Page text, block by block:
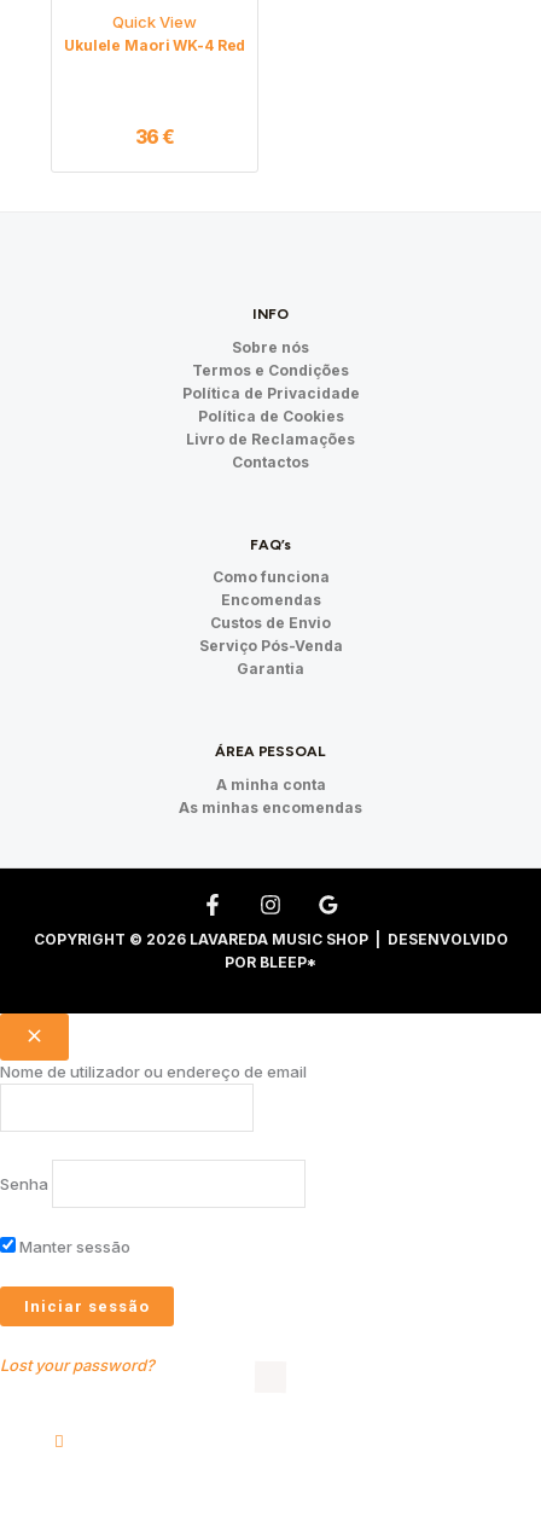
Quick View
Ukulele Maori WK-4 Red
36€
INFO
Sobre nós
Termos e Condições
Política de Privacidade
Política de Cookies
Livro de Reclamações
Contactos
FAQ’s
Como funciona
Encomendas
Custos de Envio
Serviço Pós-Venda
Garantia
ÁREA PESSOAL
A minha conta
As minhas encomendas
COPYRIGHT © 2026 LAVAREDA MUSIC SHOP | DESENVOLVIDO
POR BLEEP*
Nome de utilizador ou endereço de email
Senha
Manter sessão
Lost your password?